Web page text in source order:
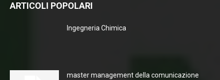
ARTICOLI POPOLARI
Ingegneria Chimica
master management della comunicazione